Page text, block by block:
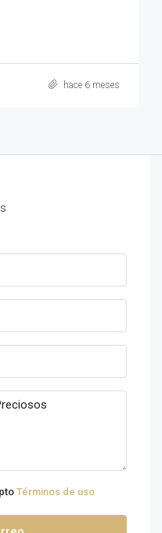
hace 6 meses
Términos de uso